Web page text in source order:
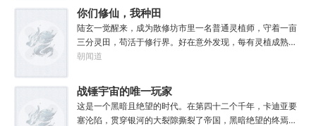
无灾，获得道果【无垢心】女儿三岁，活泼机灵，获得道果
【棋圣】女儿四岁、五岁、六岁…………李澈发现，女儿每长
大一岁，他便可凝聚出一颗道果，加持己身。从此以后，李
澈有了一个朴实无华的愿望。一岁一道果，默默守长生。为
父只想……从老婆孩子热炕头开始，心平气和的守护女儿长
间。
你们修仙，我种田
陆玄一觉醒来，成为散修坊市里一名普通灵植师，守着一亩
三分灵田，苟活于修行界。好在意外发现，每有灵植成熟，
自己便能得到额外奖励。收获剑草一株，获得剑丸一枚。收
焰丹丹方一张。……从此，他便安分守住自家灵田，坐看修
行界风起云涌，沧海桑田。“什么切磋斗法，秘境探索，寻仙
缘，得法宝……通通与我无关！”“我只想安安静静的种田。”
朝闻道
战锤宇宙的唯一玩家
这是一个黑暗且绝望的时代。在第四十二个千年，卡迪亚要
塞沦陷，贯穿银河的大裂隙撕裂了帝国，黑暗绝望的终焉时